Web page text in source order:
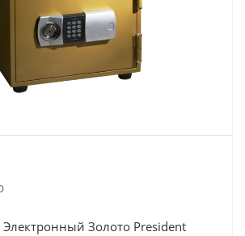
Электронный Золото President